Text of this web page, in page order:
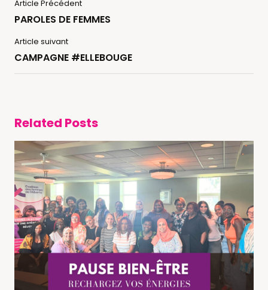
Article Précédent
PAROLES DE FEMMES
Article suivant
CAMPAGNE #ELLEBOUGE
Related Posts